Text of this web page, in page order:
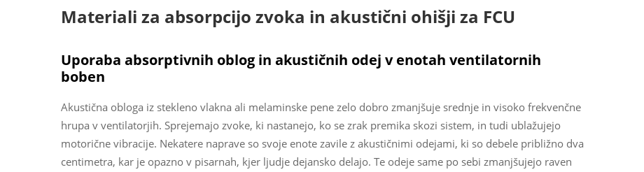
Materiali za absorpcijo zvoka in akustični ohišji za FCU
Uporaba absorptivnih oblog in akustičnih odej v enotah ventilatornih
boben
Akustična obloga iz stekleno vlakna ali melaminske pene zelo dobro zmanjšuje srednje in visoko frekvenčne
hrupa v ventilatorjih. Sprejemajo zvoke, ki nastanejo, ko se zrak premika skozi sistem, in tudi ublažujejo
motorične vibracije. Nekatere naprave so svoje enote zavile z akustičnimi odejami, ki so debele približno dva
centimetra, kar je opazno v pisarnah, kjer ljudje dejansko delajo. Te odeje same po sebi zmanjšujejo raven